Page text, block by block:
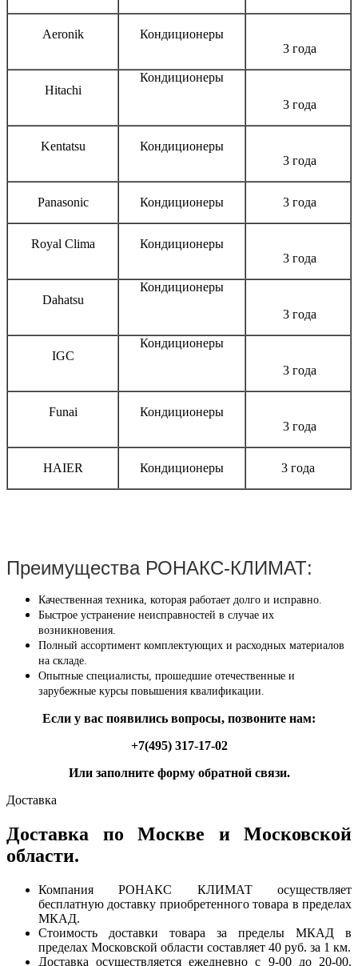
Aeronik
Кондиционеры
3 года
Hitachi
Кондиционеры
3 года
Kentatsu
Кондиционеры
3 года
Panasonic Кондиционеры 3 года
Royal Clima
Кондиционеры
3 года
Dahatsu
Кондиционеры
3 года
IGC
Кондиционеры
3 года
Funai
Кондиционеры
3 года
HAIER Кондиционеры 3 года
Преимущества РОНАКС-КЛИМАТ:
Качественная техника, которая работает долго и исправно.
Быстрое устранение неисправностей в случае их
возникновения.
Полный ассортимент комплектующих и расходных материалов
на складе.
Опытные специалисты, прошедшие отечественные и
зарубежные курсы повышения квалификации.
Если у вас появились вопросы, позвоните нам:
+7(495) 317-17-02
Или заполните форму обратной связи.
Доставка
Доставка по Москве и Московской
области.
Компания РОНАКС КЛИМАТ осуществляет
бесплатную доставку приобретенного товара в пределах
МКАД.
Стоимость доставки товара за пределы МКАД в
пределах Московской области составляет 40 руб. за 1 км.
Доставка осуществляется ежедневно с 9-00 до 20-00.